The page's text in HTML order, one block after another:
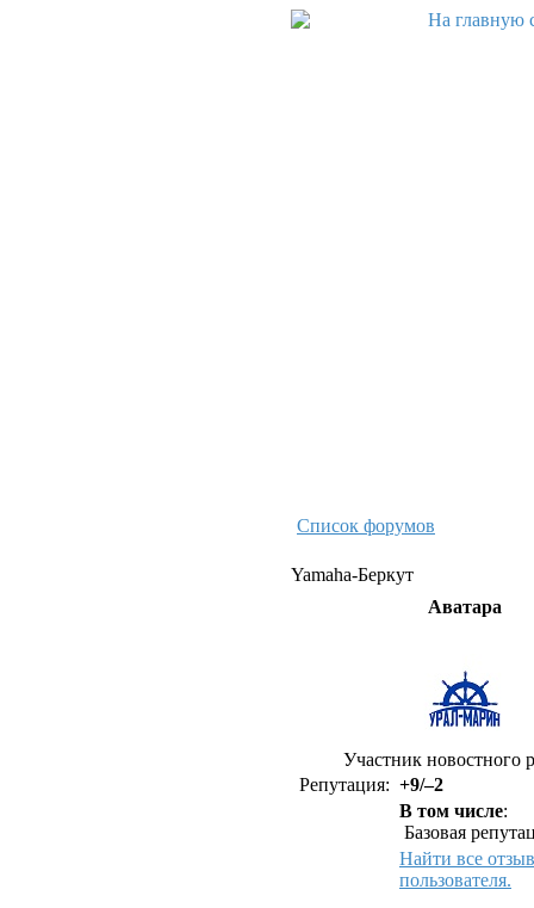
Список форумов
Yamaha-Беркут
Аватара
Участник новостного
Репутация: +9/–2
В том числе:
Базовая
Найти все
пользователя.